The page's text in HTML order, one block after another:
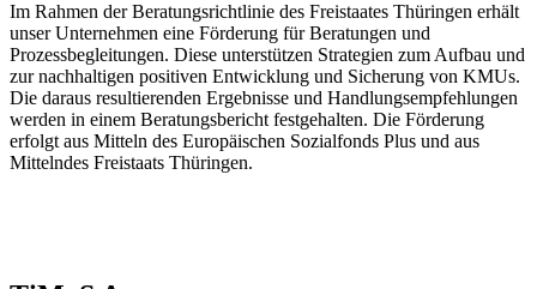
Im Rahmen der Beratungsrichtlinie des Freistaates Thüringen erhält
unser Unternehmen eine Förderung für Beratungen und
Prozessbegleitungen. Diese unterstützen Strategien zum Aufbau und
zur nachhaltigen positiven Entwicklung und Sicherung von KMUs.
Die daraus resultierenden Ergebnisse und Handlungsempfehlungen
werden in einem Beratungsbericht festgehalten. Die Förderung
erfolgt aus Mitteln des Europäischen Sozialfonds Plus und aus
Mittelndes Freistaats Thüringen.